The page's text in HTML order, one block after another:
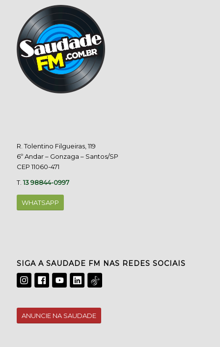
R. Tolentino Filgueiras, 119
6º Andar – Gonzaga – Santos/SP
CEP 11060-471
T.13 98844-0997
WHATSAPP
SIGA A SAUDADE FM NAS REDES SOCIAIS
ANUNCIE NA SAUDADE